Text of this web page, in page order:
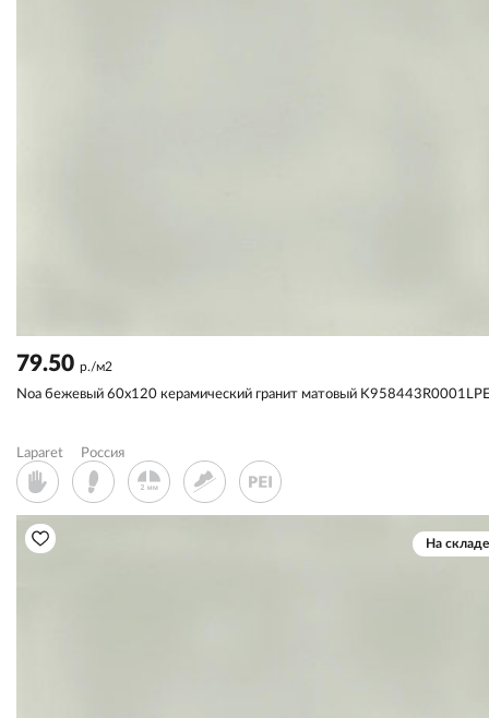
79.50 р./м2
Noa бежевый 60x120 керамический гранит матовый
Laparet Россия
На складе